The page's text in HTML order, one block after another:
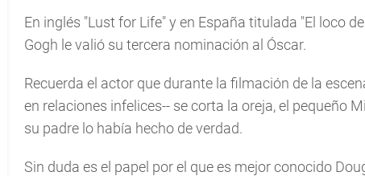
En inglés "Lust for Life" y en España titulada "El loco
Gogh le valió su tercera nominación al Óscar.
Recuerda el actor que durante la filmación de la
en relaciones infelices-- se corta la oreja, el pequeño
su padre lo había hecho de verdad.
Sin duda es el papel por el que es mejor conocido